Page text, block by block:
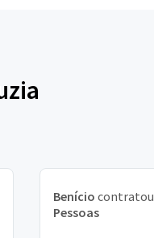
Benício contratou
Pessoas